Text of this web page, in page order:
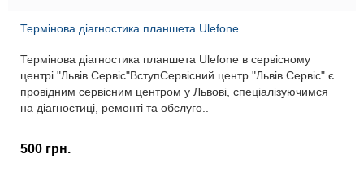
Термінова діагностика планшета Ulefone
Термінова діагностика планшета Ulefone в сервісному
центрі "Львів Сервіс"ВступСервісний центр "Львів Сервіс" є
провідним сервісним центром у Львові, спеціалізуючимся
на діагностиці, ремонті та обслуго..
500 грн.